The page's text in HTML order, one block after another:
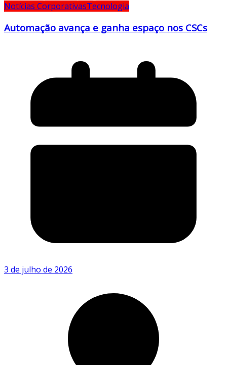
Notícias CorporativasTecnologia
Automação avança e ganha espaço nos CSCs
3 de julho de 2026